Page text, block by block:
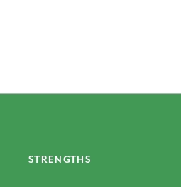
STRENGTHS